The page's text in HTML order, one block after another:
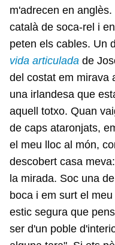
m'adrecen en
català de soca-rel i
peten els cables. Un
vida articulada de
del costat em mirava
una irlandesa que
aquell totxo. Quan
de caps ataronjats,
el meu lloc al món,
descobert casa
la mirada. Soc una
boca i em surt el
estic segura que
ser d'un poble